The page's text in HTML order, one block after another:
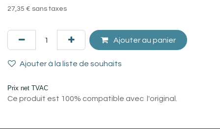
27,35 € sans taxes
Ajouter au panier
Ajouter à la liste de souhaits
Prix net TVAC
Ce produit est 100% compatible avec l'original.